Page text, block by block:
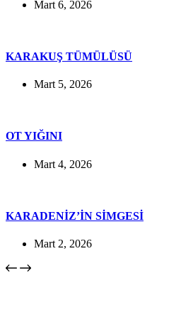
Mart 6, 2026
KARAKUŞ TÜMÜLÜSÜ
Mart 5, 2026
OT YIĞINI
Mart 4, 2026
KARADENİZ’İN SİMGESİ
Mart 2, 2026